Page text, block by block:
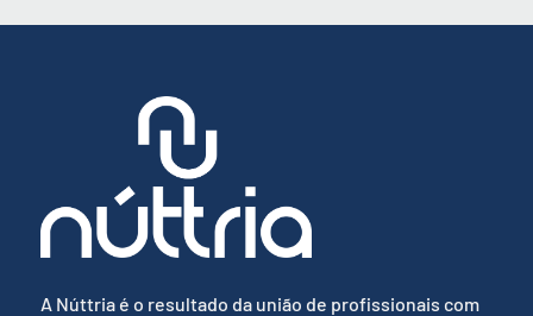
A Núttria é o resultado da união de profissionais com